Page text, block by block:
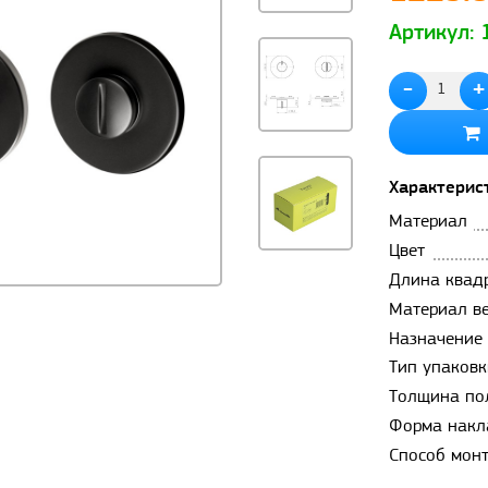
Артикул:
- +
Материал
Цвет
Длина
Материал
Назначение
Тип
Толщина
Форма
Способ